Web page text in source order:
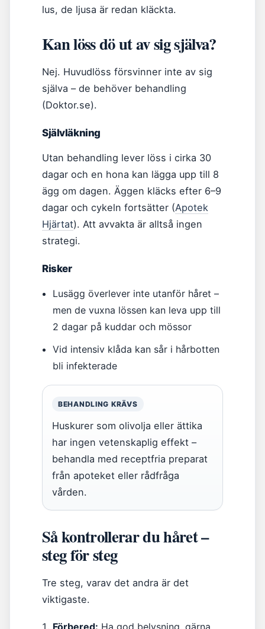
lus, de ljusa är redan kläckta.
Kan löss dö ut av sig själva?
Nej. Huvudlöss försvinner inte av sig
själva – de behöver behandling
(Doktor.se).
Självläkning
Utan behandling lever löss i cirka 30
dagar och en hona kan lägga upp till 8
ägg om dagen. Äggen kläcks efter 6–9
dagar och cykeln fortsätter (Apotek
Hjärtat). Att avvakta är alltså ingen
strategi.
Risker
Lusägg överlever inte utanför håret –
men de vuxna lössen kan leva upp till
2 dagar på kuddar och mössor
Vid intensiv klåda kan sår i hårbotten
bli infekterade
BEHANDLING KRÄVS
Huskurer som olivolja eller ättika
har ingen vetenskaplig effekt –
behandla med receptfria preparat
från apoteket eller rådfråga
vården.
Så kontrollerar du håret –
steg för steg
Tre steg, varav det andra är det
viktigaste.
Förbered: Ha god belysning, gärna